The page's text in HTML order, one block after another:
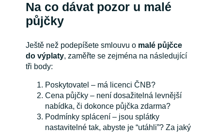
Na co dávat pozor u malé
půjčky
Ještě než podepíšete smlouvu o malé půjčce
do výplaty, zaměřte se zejména na následující
tři body:
Poskytovatel – má licenci ČNB?
Cena půjčky – není dosažitelná levnější
nabídka, či dokonce půjčka zdarma?
Podmínky splácení – jsou splátky
nastavitelné tak, abyste je “utáhli”? Za jaký